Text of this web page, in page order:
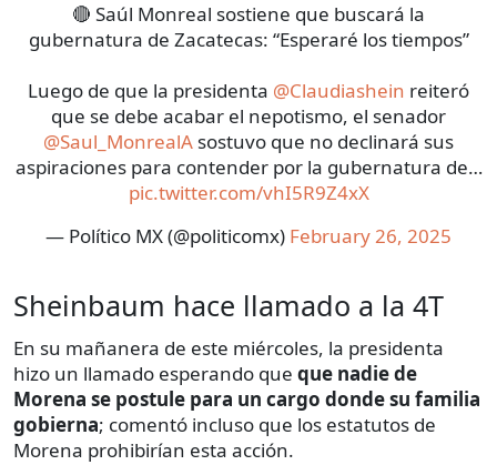
🔴 Saúl Monreal sostiene que buscará la
gubernatura de Zacatecas: “Esperaré los tiempos”
Luego de que la presidenta @Claudiashein reiteró
que se debe acabar el nepotismo, el senador
@Saul_MonrealA sostuvo que no declinará sus
aspiraciones para contender por la gubernatura de…
pic.twitter.com/vhI5R9Z4xX
— Político MX (@politicomx) February 26, 2025
Sheinbaum hace llamado a la 4T
En su mañanera de este miércoles, la presidenta
hizo un llamado esperando que que nadie de
Morena se postule para un cargo donde su familia
gobierna; comentó incluso que los estatutos de
Morena prohibirían esta acción.